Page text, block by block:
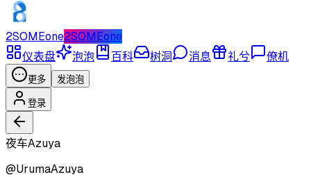
2SOMEone2SOMEone
仪表盘
泡泡 百科 树洞 消息 礼兮 僚机
更多 发泡泡
登录
夜车Azuya
@UrumaAzuya